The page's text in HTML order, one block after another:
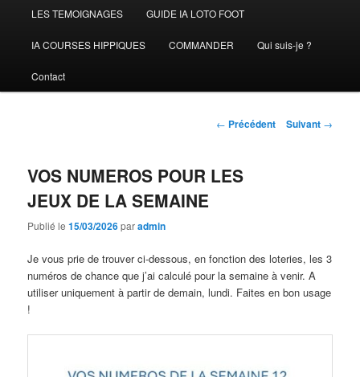
au
contenu
LES TEMOIGNAGES GUIDE IA LOTO FOOT
IA COURSES HIPPIQUES COMMANDER Qui suis-je ?
Contact
Navigation
← Précédent Suivant →
VOS NUMEROS POUR LES
JEUX DE LA SEMAINE
Publié le15/03/2026paradmin
Je vous prie de trouver ci-dessous, en fonction des loteries, les 3
numéros de chance que j’ai calculé pour la semaine à venir. A
utiliser uniquement à partir de demain, lundi. Faites en bon usage
!